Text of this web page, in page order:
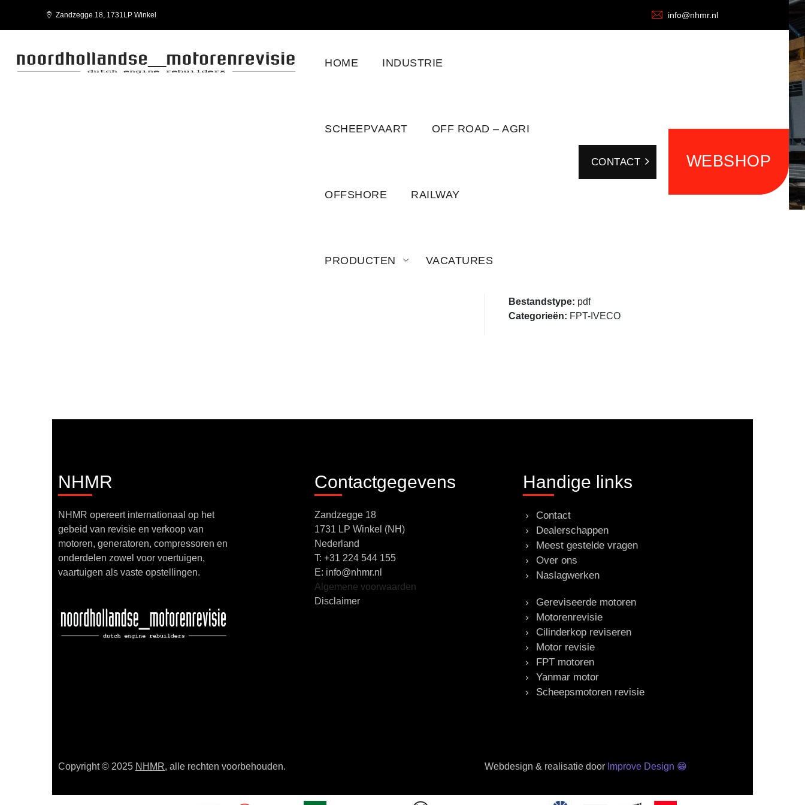
Zandzegge 18, 1731LP Winkel info@nhmr.nl
HOME INDUSTRIE
SCHEEPVAART OFF ROAD – AGRI
OFFSHORE RAILWAY
PRODUCTEN VACATURES
CONTACT WEBSHOP
FPT-IVECO-WORKSHOP MANUAL N SERIES GE DRIVE N45 N67
Bestandstype: pdf
Categorieën: FPT-IVECO
NHMR
NHMR opereert internationaal op het
gebeid van revisie en verkoop van
motoren, generatoren, compressoren en
onderdelen zowel voor voertuigen,
vaartuigen als vaste opstellingen.
Contactgegevens
Zandzegge 18
1731 LP Winkel (NH)
Nederland
T: +31 224 544 155
E: info@nhmr.nl
Algemene voorwaarden
Disclaimer
Handige links
Contact
Dealerschappen
Meest gestelde vragen
Over ons
Naslagwerken
Gereviseerde motoren
Motorenrevisie
Cilinderkop reviseren
Motor revisie
FPT motoren
Yanmar motor
Scheepsmotoren revisie
Copyright © 2025 NHMR, alle rechten voorbehouden. Webdesign & realisatie door Improve Design 😁